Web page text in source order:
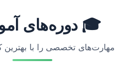
🎓 دوره‌های
مهارت‌های تخصصی را با بهترین